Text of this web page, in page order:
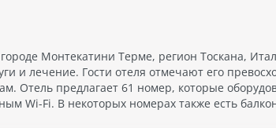
Монтекатини Терме, регион Тоскана,
и лечение. Гости отеля отмечают его
Отель предлагает 61 номер, которые
Wi-Fi. В некоторых номерах также есть